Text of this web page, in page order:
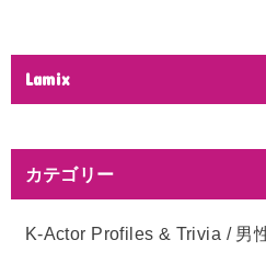
Lamix
カテゴリー
K-Actor Profiles & Trivia / 男